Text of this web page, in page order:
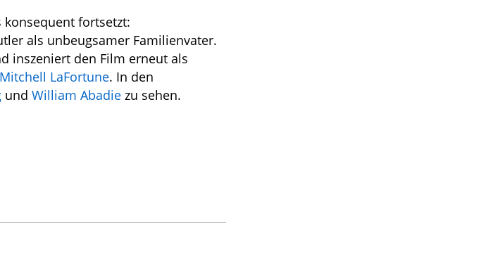
konsequent fortsetzt:
als unbeugsamer Familienvater.
inszeniert den Film erneut als
Mitchell LaFortune. In den
und William Abadie zu sehen.